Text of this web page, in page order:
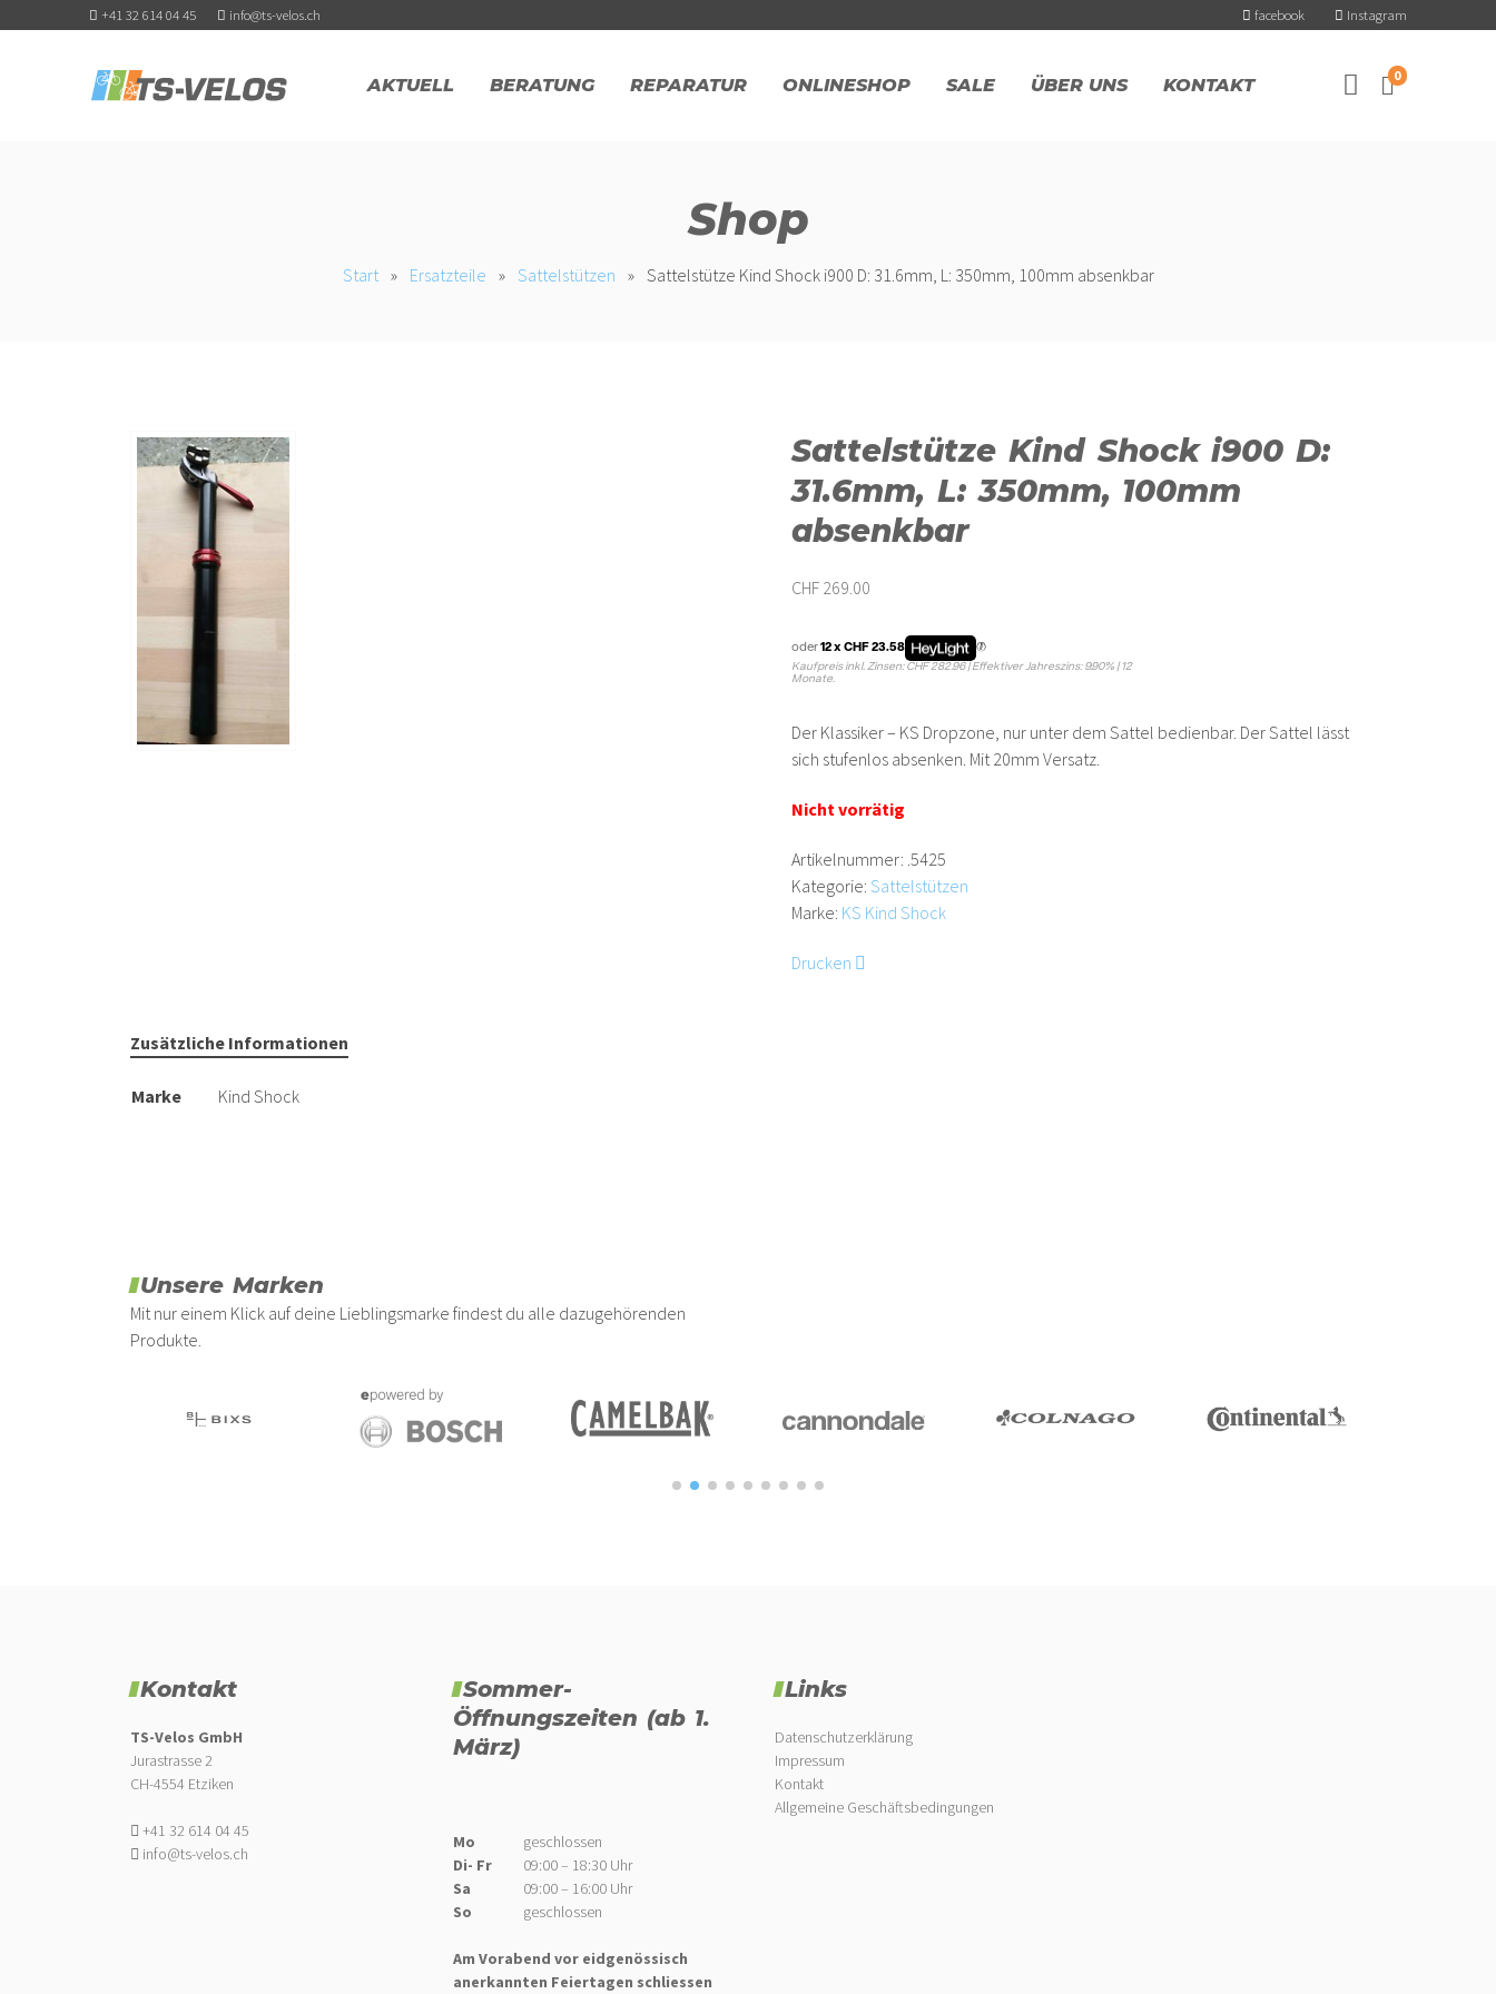
+41 32 614 04 45 info@ts-velos.ch facebook Instagram
AKTUELL BERATUNG REPARATUR ONLINESHOP SALE ÜBER UNS KONTAKT 0
Shop
Start » Ersatzteile » Sattelstützen » Sattelstütze Kind Shock i900 D: 31.6mm, L: 350mm, 100mm absenkbar
Sattelstütze Kind Shock i900 D:
31.6mm, L: 350mm, 100mm
absenkbar
CHF 269.00
oder12 x CHF 23.58
Kaufpreis inkl. Zinsen: CHF 282.96 | Effektiver Jahreszins: 9.90% | 12
Monate.
Der Klassiker – KS Dropzone, nur unter dem Sattel bedienbar. Der Sattel lässt
sich stufenlos absenken. Mit 20mm Versatz.
Nicht vorrätig
Artikelnummer: .5425
Kategorie: Sattelstützen
Marke: KS Kind Shock
Drucken
Zusätzliche Informationen
Marke Kind Shock
Unsere Marken
Mit nur einem Klick auf deine Lieblingsmarke findest du alle dazugehörenden
Produkte.
Kontakt
TS-Velos GmbH
Jurastrasse 2
CH-4554 Etziken
+41 32 614 04 45
info@ts-velos.ch
Sommer-
Öffnungszeiten (ab 1.
März)
Mo
geschlossen
Di- Fr
09:00 – 18:30 Uhr
Sa
09:00 – 16:00 Uhr
So
geschlossen
Am Vorabend vor eidgenössisch
anerkannten Feiertagen schliessen
Links
Datenschutzerklärung
Impressum
Kontakt
Allgemeine Geschäftsbedingungen